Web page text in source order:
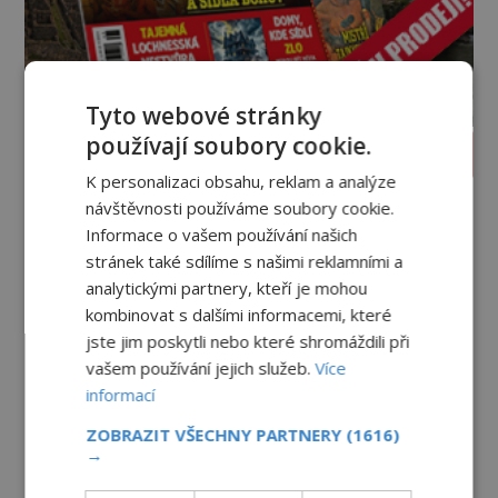
PROLISTOVAT ČASOPIS
Tyto webové stránky
používají soubory cookie.
K personalizaci obsahu, reklam a analýze
návštěvnosti používáme soubory cookie.
Informace o vašem používání našich
stránek také sdílíme s našimi reklamními a
analytickými partnery, kteří je mohou
kombinovat s dalšími informacemi, které
jste jim poskytli nebo které shromáždili při
vašem používání jejich služeb.Více
informací
ZOBRAZIT VŠECHNY PARTNERY (1616)
→